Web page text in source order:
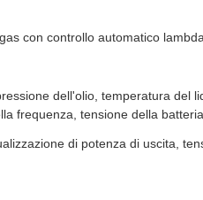
con controllo automatico lambda
dell'olio, temperatura del
frequenza, tensione della batteria
di potenza di uscita,